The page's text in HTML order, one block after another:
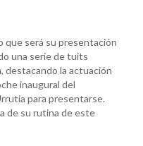
que será su presentación
una serie de tuits
destacando la actuación
inaugural del
para presentarse.
de su rutina de este